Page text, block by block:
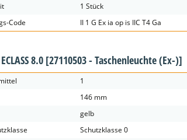
1 Stück
Code
II 1 G Ex ia op is IIC T4 Ga
8.0 [27110503 - Taschenleuchte (Ex-)]
1
146 mm
gelb
Schutzklasse 0